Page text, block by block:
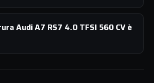
Audi A7 RS7 4.0 TFSI 560 CV è